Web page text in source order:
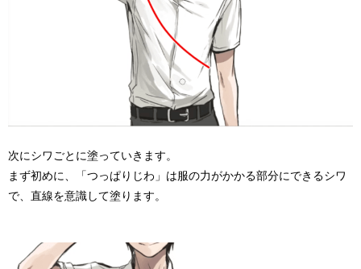
次にシワごとに塗っていきます。
まず初めに、「つっぱりじわ」は服の力がかかる部分にできるシワ
で、直線を意識して塗ります。